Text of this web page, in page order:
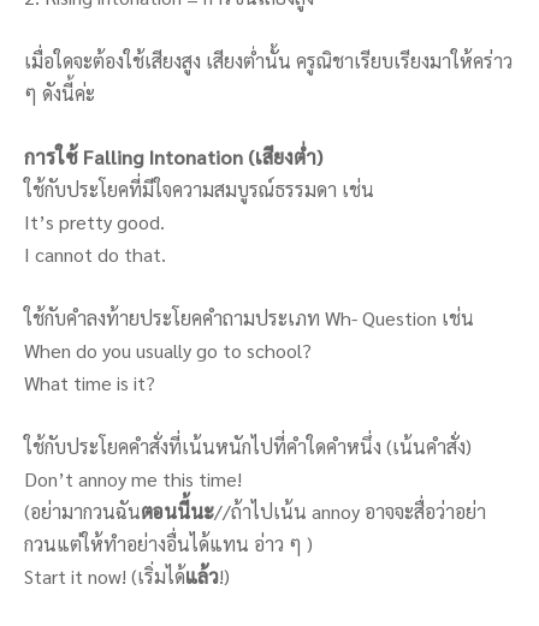
เมื่อใดจะต้องใช้เสียงสูง เสียงต่ำนั้น ครูณิชาเรียบเรียงมาให้คร่าว
ๆ ดังนี้ค่ะ
การใช้ Falling Intonation (เสียงต่ำ)
ใช้กับประโยคที่มีใจความสมบูรณ์ธรรมดา เช่น
It’s pretty good.
I cannot do that.
ใช้กับคำลงท้ายประโยคคำถามประเภท Wh- Question เช่น
When do you usually go to school?
What time is it?
ใช้กับประโยคคำสั่งที่เน้นหนักไปที่คำใดคำหนึ่ง (เน้นคำสั่ง)
Don’t annoy me this time!
(อย่ามากวนฉันตอนนี้นะ//ถ้าไปเน้น annoy อาจจะสื่อว่าอย่า
กวนแต่ให้ทำอย่างอื่นได้แทน อ่าว ๆ )
Start it now! (เริ่มได้แล้ว!)